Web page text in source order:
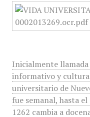
Inicialmente
informativo y
universitario de
fue semanal, hasta
1262 cambia a